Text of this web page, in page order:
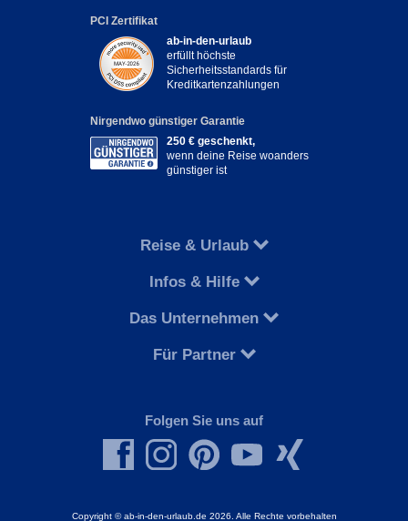
PCI Zertifikat
ab-in-den-urlaub
erfüllt höchste
Sicherheitsstandards für
Kreditkartenzahlungen
Nirgendwo günstiger Garantie
250 € geschenkt,
wenn deine Reise woanders
günstiger ist
Reise & Urlaub
Infos & Hilfe
Das Unternehmen
Für Partner
Folgen Sie uns auf
Copyright © ab-in-den-urlaub.de 2026. Alle Rechte vorbehalten